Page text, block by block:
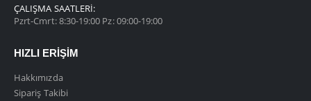
ÇALIŞMA SAATLERI:
Pzrt-Cmrt: 8:30-19:00 Pz: 09:00-19:00
HIZLI ERIŞIM
Hakkımızda
Sipariş Takibi